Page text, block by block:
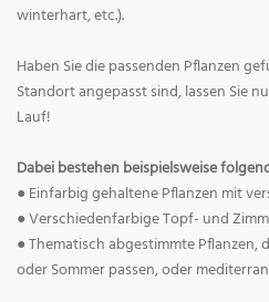
winterhart, etc.).
Haben Sie die passenden Pflanzen
Standort angepasst sind, lassen Sie
Lauf!
Dabei bestehen beispielsweise
● Einfarbig gehaltene Pflanzen mit
● Verschiedenfarbige Topf- und
● Thematisch abgestimmte Pflanzen,
oder Sommer passen, oder